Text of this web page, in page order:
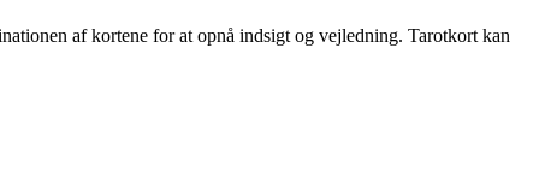
af kortene for at opnå indsigt og vejledning. Tarotkort kan